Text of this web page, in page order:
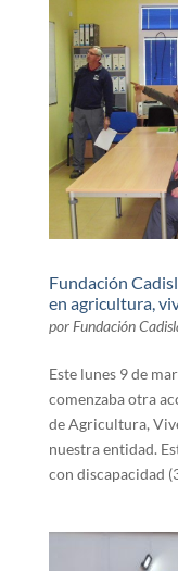
Fundación
en agricultura,
por Fundación
Este lunes 9 de
comenzaba otra
de Agricultura,
nuestra entidad.
con discapacidad